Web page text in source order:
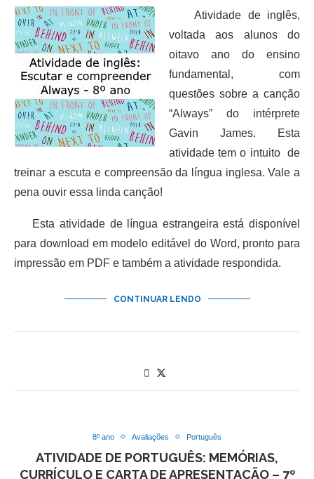
Atividade de inglês,
voltada aos alunos do
oitavo ano do ensino
fundamental, com
questões sobre a canção
“Always” do intérprete
Gavin James. Esta
atividade tem o intuito de
treinar a escuta e compreensão da língua inglesa. Vale a
pena ouvir essa linda canção!
Esta atividade de língua estrangeira está disponível
para download em modelo editável do Word, pronto para
impressão em PDF e também a atividade respondida.
CONTINUAR LENDO
8º ano Avaliações Português
ATIVIDADE DE PORTUGUÊS: MEMÓRIAS,
CURRÍCULO E CARTA DE APRESENTAÇÃO – 7º